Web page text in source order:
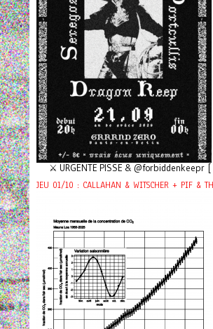
⚔️ URGENTE PISSE & @forbiddenkeepr
JEU 01/10 : CALLAHAN & WITSCHER + PIF &